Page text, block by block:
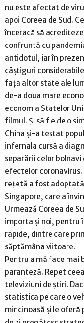
nu este afectat de
apoi Coreea de Sud.
înceracă să
confruntă cu
antidotul, iar în
câștiguri
fața altor state ale
de-a doua mare
economia Statelor
filmul. Și să fie de o
China și-a testat
infernala cursă a
separării celor bolnavi
efectelor
rețetă a fost adoptată
Singapore, care a
Urmează Coreea de
importa și noi, pentru
rapide, dintre care
săptămâna viitoare.
Pentru a mă face mai
paranteză. Repet
televiziuni de știri.
statistica pe care o
mincinoasă și le